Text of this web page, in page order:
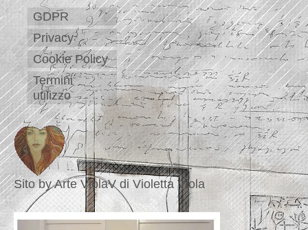
GDPR
Privacy
Cookie Policy
Termini
utilizzo
Sito by Arte ViolaV di Violetta Viola